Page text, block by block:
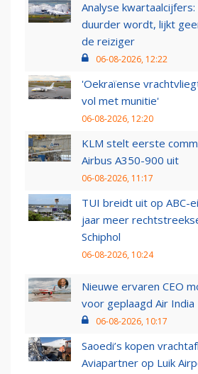
Analyse
duurder wordt, lijkt
de reiziger
06-08-2026, 12:22
'Oekraïense
vol met munitie'
06-08-2026, 12:20
KLM stelt eerste
Airbus A350-900 uit
06-08-2026, 11:17
TUI breidt uit op ABC-
jaar meer
Schiphol
06-08-2026, 10:24
Nieuwe ervaren CEO
voor geplaagd Air India
06-08-2026, 10:17
Saoedi’s kopen
Aviapartner op Luik